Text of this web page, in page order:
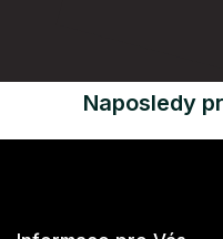
Naposledy